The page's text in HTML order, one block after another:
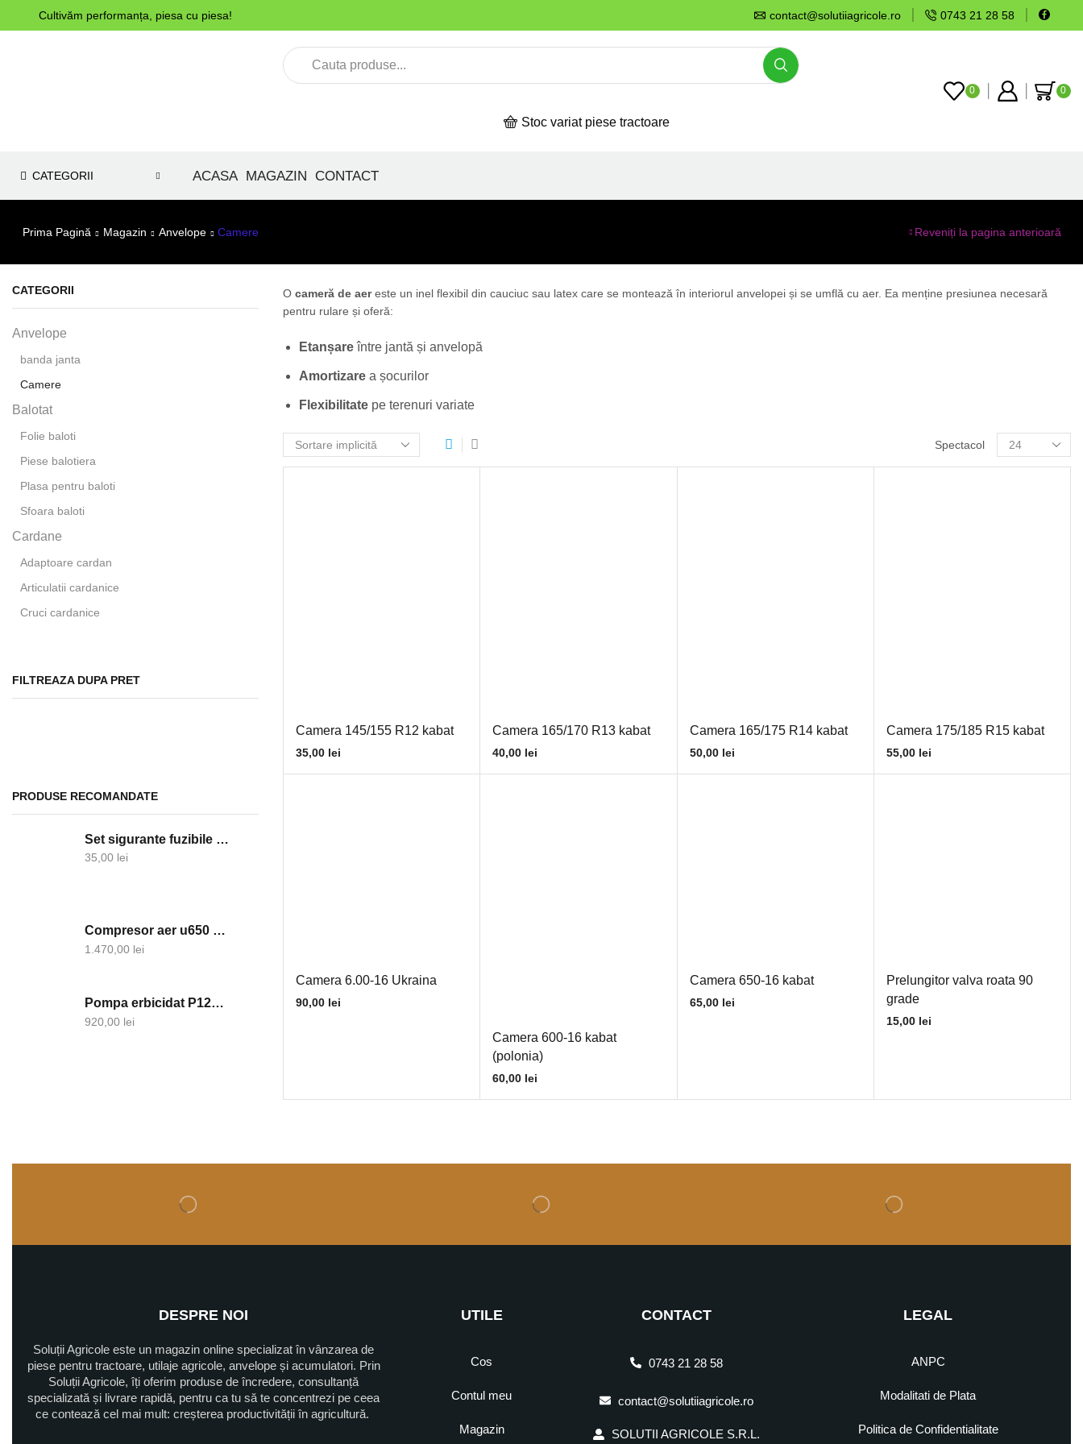
Cultivăm performanța, piesa cu piesa! contact@solutiiagricole.ro 0743 21 28 58
Stoc variat piese tractoare
0 0
CATEGORII ACASA MAGAZIN CONTACT
Prima Pagină Magazin Anvelope Camere Reveniți la pagina anterioară
O cameră de aereste un inel flexibil din cauciuc sau latex care se montează în interiorul anvelopei și se umflă cu aer. Ea menține presiunea necesară
pentru rulare și oferă:
Etanșareîntre jantă și anvelopă
Amortizare a șocurilor
Flexibilitate pe terenuri variate
Spectacol
Camera 145/155 R12 kabat
35,00 lei
Camera 165/170 R13 kabat
40,00 lei
Camera 165/175 R14 kabat
50,00 lei
Camera 175/185 R15 kabat
55,00 lei
Camera 6.00-16 Ukraina
90,00 lei
Camera 600-16 kabat
(polonia)
60,00 lei
Camera 650-16 kabat
65,00 lei
Prelungitor valva roata 90
grade
15,00 lei
CATEGORII
Anvelope
banda janta
Camere
Balotat
Folie baloti
Piese balotiera
Plasa pentru baloti
Sfoara baloti
Cardane
Adaptoare cardan
Articulatii cardanice
Cruci cardanice
Alternatoare si componente
Becuri
Snur azbest
Cheie filtre
Filtru aer
Filtru bazin
FILTREAZA DUPA PRET
PRODUSE RECOMANDATE
Set sigurante fuzibile ceramica
35,00 lei
Compresor aer u650 Metrom Brasov
1.470,00 lei
Pompa erbicidat P120-Tolveri
920,00 lei
DESPRE NOI
Soluții Agricole este un magazin online specializat în vânzarea de
piese pentru tractoare, utilaje agricole, anvelope și acumulatori. Prin
Soluții Agricole, îți oferim produse de încredere, consultanță
specializată și livrare rapidă, pentru ca tu să te concentrezi pe ceea
ce contează cel mai mult: creșterea productivității în agricultură.
UTILE
Cos
Contul meu
Magazin
CONTACT
0743 21 28 58
contact@solutiiagricole.ro
SOLUTII AGRICOLE S.R.L.
LEGAL
ANPC
Modalitati de Plata
Politica de Confidentialitate